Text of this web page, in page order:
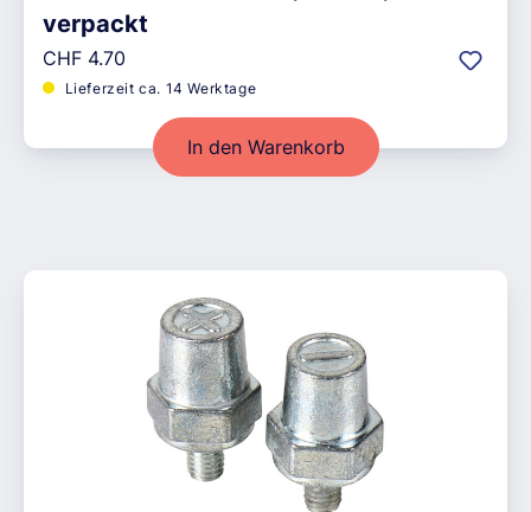
verpackt
Regulärer Preis:
CHF 4.70
Lieferzeit ca. 14 Werktage
In den Warenkorb